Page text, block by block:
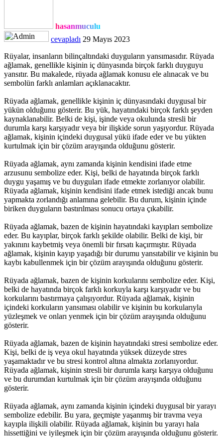
hasanmuculu
cevapladı 29 Mayıs 2023
Rüyalar, insanların bilinçaltındaki duyguların yansımasıdır. Rüyada
ağlamak, genellikle kişinin iç dünyasında birçok farklı duyguyu
yansıtır. Bu makalede, rüyada ağlamak konusu ele alınacak ve bu
sembolün farklı anlamları açıklanacaktır.
Rüyada ağlamak, genellikle kişinin iç dünyasındaki duygusal bir
yükün olduğunu gösterir. Bu yük, hayatındaki birçok farklı şeyden
kaynaklanabilir. Belki de kişi, işinde veya okulunda stresli bir
durumla karşı karşıyadır veya bir ilişkide sorun yaşıyordur. Rüyada
ağlamak, kişinin içindeki duygusal yükü ifade eder ve bu yükten
kurtulmak için bir çözüm arayışında olduğunu gösterir.
Rüyada ağlamak, aynı zamanda kişinin kendisini ifade etme
arzusunu sembolize eder. Kişi, belki de hayatında birçok farklı
duygu yaşamış ve bu duyguları ifade etmekte zorlanıyor olabilir.
Rüyada ağlamak, kişinin kendisini ifade etmek istediği ancak bunu
yapmakta zorlandığı anlamına gelebilir. Bu durum, kişinin içinde
biriken duyguların bastırılması sonucu ortaya çıkabilir.
Rüyada ağlamak, bazen de kişinin hayatındaki kayıpları sembolize
eder. Bu kayıplar, birçok farklı şekilde olabilir. Belki de kişi, bir
yakınını kaybetmiş veya önemli bir fırsatı kaçırmıştır. Rüyada
ağlamak, kişinin kayıp yaşadığı bir durumu yansıtabilir ve kişinin bu
kaybı kabullenmek için bir çözüm arayışında olduğunu gösterir.
Rüyada ağlamak, bazen de kişinin korkularını sembolize eder. Kişi,
belki de hayatında birçok farklı korkuyla karşı karşıyadır ve bu
korkularını bastırmaya çalışıyordur. Rüyada ağlamak, kişinin
içindeki korkuların yansıması olabilir ve kişinin bu korkularıyla
yüzleşmek ve onları yenmek için bir çözüm arayışında olduğunu
gösterir.
Rüyada ağlamak, bazen de kişinin hayatındaki stresi sembolize eder.
Kişi, belki de iş veya okul hayatında yüksek düzeyde stres
yaşamaktadır ve bu stresi kontrol altına almakta zorlanıyordur.
Rüyada ağlamak, kişinin stresli bir durumla karşı karşıya olduğunu
ve bu durumdan kurtulmak için bir çözüm arayışında olduğunu
gösterir.
Rüyada ağlamak, aynı zamanda kişinin içindeki duygusal bir yarayı
sembolize edebilir. Bu yara, geçmişte yaşanmış bir travma veya
kayıpla ilişkili olabilir. Rüyada ağlamak, kişinin bu yarayı hala
hissettiğini ve iyileşmek için bir çözüm arayışında olduğunu gösterir.